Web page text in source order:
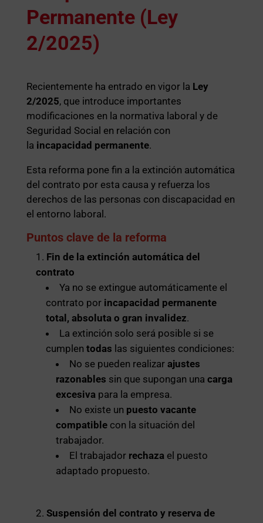
Permanente (Ley
2/2025)
Recientemente ha entrado en vigor la Ley
2/2025, que introduce importantes
modificaciones en la normativa laboral y de
Seguridad Social en relación con
la incapacidad permanente.
Esta reforma pone fin a la extinción automática
del contrato por esta causa y refuerza los
derechos de las personas con discapacidad en
el entorno laboral.
Puntos clave de la reforma
Fin de la extinción automática del
contrato
Ya no se extingue automáticamente el
contrato por incapacidad permanente
total, absoluta o gran invalidez.
La extinción solo será posible si se
cumplen todas las siguientes condiciones:
No se pueden realizar ajustes
razonables sin que supongan una carga
excesiva para la empresa.
No existe un puesto vacante
compatiblecon la situación del
trabajador.
El trabajador rechaza el puesto
adaptado propuesto.
Suspensión del contrato y reserva de